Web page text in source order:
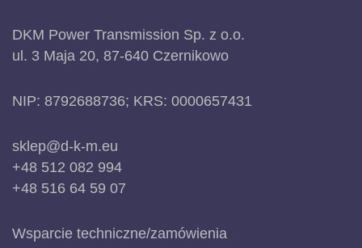
DKM Power Transmission Sp. z o.o.
ul. 3 Maja 20, 87-640 Czernikowo
NIP: 8792688736; KRS: 0000657431
sklep@d-k-m.eu
+48 512 082 994
+48 516 64 59 07
Wsparcie techniczne/zamówienia